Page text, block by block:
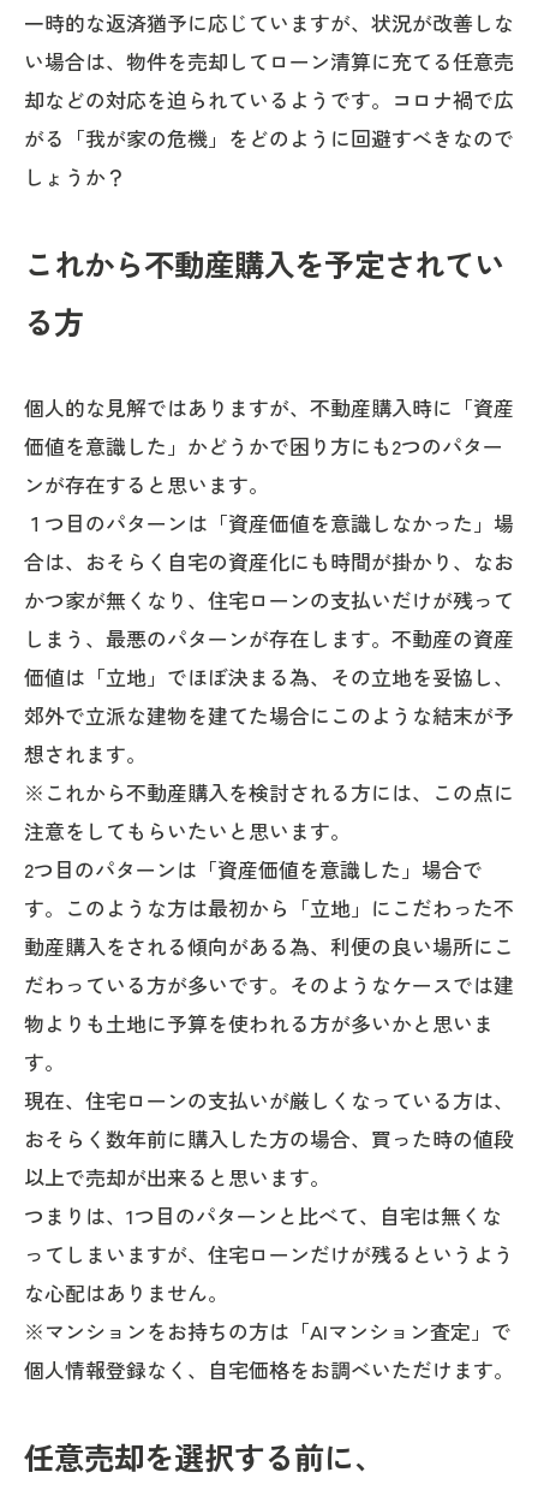
一時的な返済猶予に応じていますが、状況が改善しな
い場合は、物件を売却してローン清算に充てる任意売
却などの対応を迫られているようです。コロナ禍で広
がる「我が家の危機」をどのように回避すべきなので
しょうか？
これから不動産購入を予定されてい
る方
個人的な見解ではありますが、不動産購入時に「資産
価値を意識した」かどうかで困り方にも2つのパター
ンが存在すると思います。
１つ目のパターンは「資産価値を意識しなかった」場
合は、おそらく自宅の資産化にも時間が掛かり、なお
かつ家が無くなり、住宅ローンの支払いだけが残って
しまう、最悪のパターンが存在します。不動産の資産
価値は「立地」でほぼ決まる為、その立地を妥協し、
郊外で立派な建物を建てた場合にこのような結末が予
想されます。
※これから不動産購入を検討される方には、この点に
注意をしてもらいたいと思います。
2つ目のパターンは「資産価値を意識した」場合で
す。このような方は最初から「立地」にこだわった不
動産購入をされる傾向がある為、利便の良い場所にこ
だわっている方が多いです。そのようなケースでは建
物よりも土地に予算を使われる方が多いかと思いま
す。
現在、住宅ローンの支払いが厳しくなっている方は、
おそらく数年前に購入した方の場合、買った時の値段
以上で売却が出来ると思います。
つまりは、1つ目のパターンと比べて、自宅は無くな
ってしまいますが、住宅ローンだけが残るというよう
な心配はありません。
※マンションをお持ちの方は「AIマンション査定」で
個人情報登録なく、自宅価格をお調べいただけます。
任意売却を選択する前に、